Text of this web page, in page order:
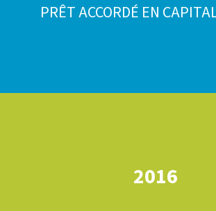
PRÊT ACCORDÉ EN
2016